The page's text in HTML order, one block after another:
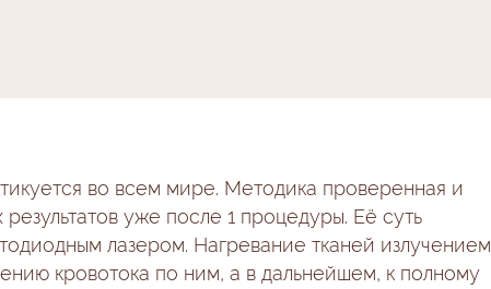
во всем мире. Методика проверенная и
результатов уже после 1 процедуры. Её суть
лазером. Нагревание тканей излучением
кровотока по ним, а в дальнейшем, к полному